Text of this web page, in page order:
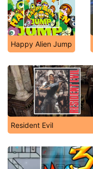
Happy Alien Jump
Resident Evil